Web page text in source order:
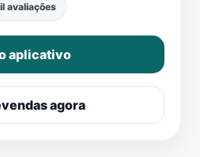
avaliações
aplicativo
agora